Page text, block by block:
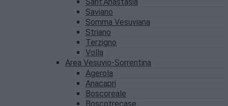
Saviano
Somma Vesuviana
Striano
Terzigno
Volla
Area Vesuvio-Sorrentina
Agerola
Anacapri
Boscoreale
Boscotrecase